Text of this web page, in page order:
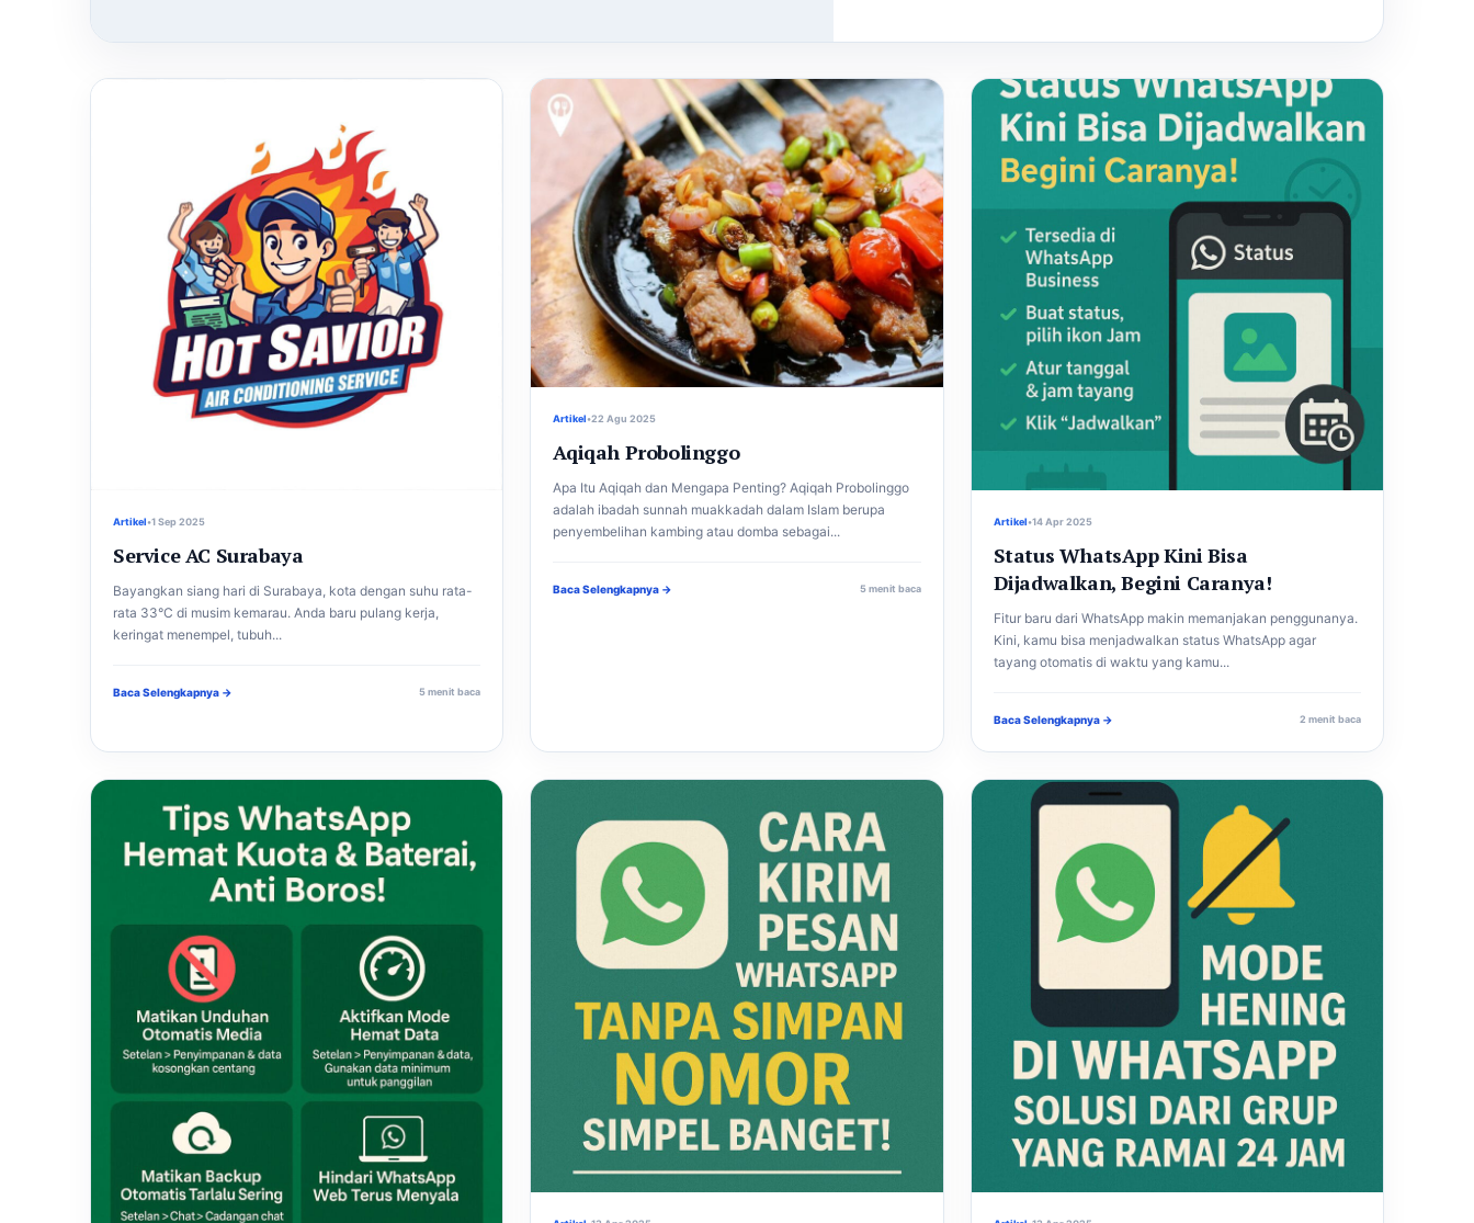
Artikel•1 Sep 2025
Service AC Surabaya
Bayangkan siang hari di Surabaya, kota dengan suhu rata-
rata 33°C di musim kemarau. Anda baru pulang kerja,
keringat menempel, tubuh...
Baca Selengkapnya → 5 menit baca
Artikel•22 Agu 2025
Aqiqah Probolinggo
Apa Itu Aqiqah dan Mengapa Penting? Aqiqah Probolinggo
adalah ibadah sunnah muakkadah dalam Islam berupa
penyembelihan kambing atau domba sebagai...
Baca Selengkapnya → 5 menit baca
Artikel•14 Apr 2025
Status WhatsApp Kini Bisa
Dijadwalkan, Begini Caranya!
Fitur baru dari WhatsApp makin memanjakan penggunanya.
Kini, kamu bisa menjadwalkan status WhatsApp agar
tayang otomatis di waktu yang kamu...
Baca Selengkapnya → 2 menit baca